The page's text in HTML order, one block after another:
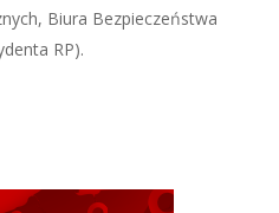
Biura Bezpieczeństwa
RP).